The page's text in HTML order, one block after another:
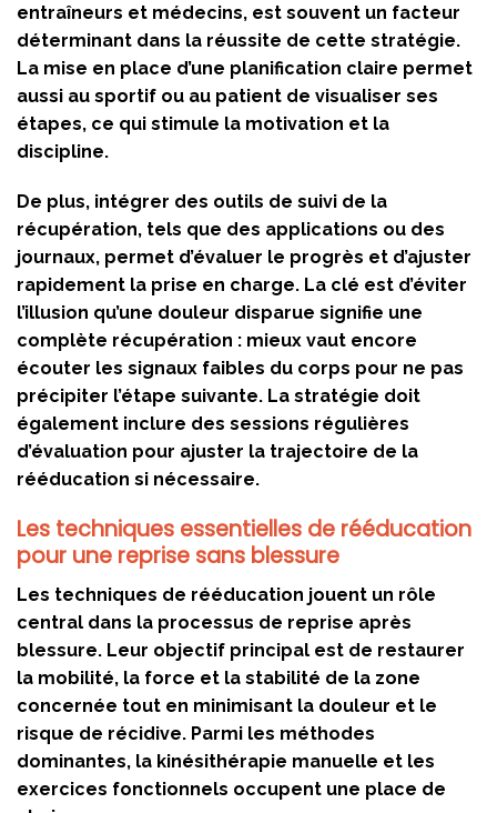
entraîneurs et médecins, est souvent un facteur
déterminant dans la réussite de cette stratégie.
La mise en place d’une planification claire permet
aussi au sportif ou au patient de visualiser ses
étapes, ce qui stimule la motivation et la
discipline.
De plus, intégrer des outils de suivi de la
récupération, tels que des applications ou des
journaux, permet d’évaluer le progrès et d’ajuster
rapidement la prise en charge. La clé est d’éviter
l’illusion qu’une douleur disparue signifie une
complète récupération : mieux vaut encore
écouter les signaux faibles du corps pour ne pas
précipiter l’étape suivante. La stratégie doit
également inclure des sessions régulières
d’évaluation pour ajuster la trajectoire de la
rééducation si nécessaire.
Les techniques essentielles de rééducation
pour une reprise sans blessure
Les techniques de rééducation jouent un rôle
central dans la processus de reprise après
blessure. Leur objectif principal est de restaurer
la mobilité, la force et la stabilité de la zone
concernée tout en minimisant la douleur et le
risque de récidive. Parmi les méthodes
dominantes, la kinésithérapie manuelle et les
exercices fonctionnels occupent une place de